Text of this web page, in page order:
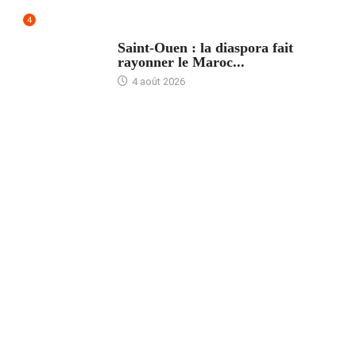
4
Saint-Ouen : la diaspora fait
rayonner le Maroc...
4 août 2026